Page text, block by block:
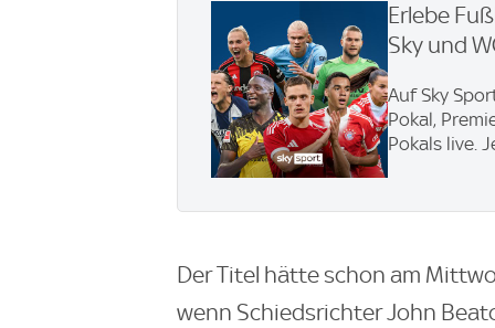
Erlebe
Sky und
Auf Sky
Pokal,
Pokals live.
Der Titel hätte schon am
wenn Schiedsrichter John